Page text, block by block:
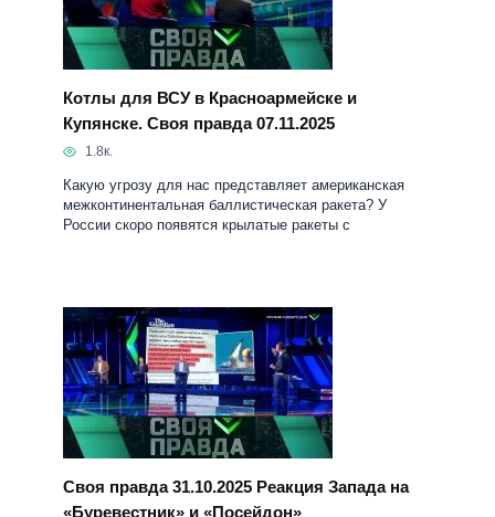
Котлы для ВСУ в Красноармейске и
Купянске. Своя правда 07.11.2025
1.8к.
Какую угрозу для нас представляет американская
межконтинентальная баллистическая ракета? У
России скоро появятся крылатые ракеты с
Своя правда 31.10.2025 Реакция Запада на
«Буревестник» и «Посейдон»